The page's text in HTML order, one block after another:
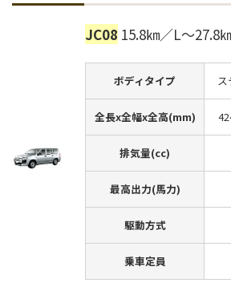
JC08 15.8㎞／L～27.8
ボディタイプ
全長x全幅x全高(mm)
排気量(cc)
最高出力(馬力)
駆動方式
乗車定員